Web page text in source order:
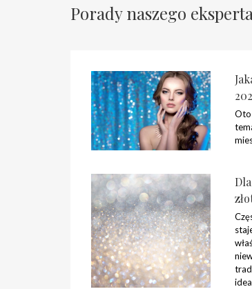
Porady naszego eksperta
Oto